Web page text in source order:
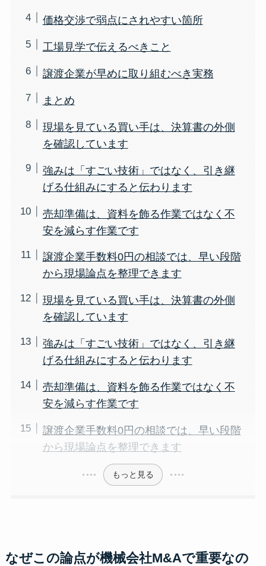
価格交渉で弱点にされやすい箇所
工場見学で伝えるべきこと
譲渡企業が早めに取り組むべき実務
まとめ
現場を見ている買い手は、決算書の外側
を確認しています
強みは「すごい技術」ではなく、引き継
げる仕組みにすると伝わります
売却準備は、資料を飾る作業ではなく不
安を減らす作業です
譲渡企業手数料0円の相談では、早い段階
から現場論点を整理できます
現場を見ている買い手は、決算書の外側
を確認しています
強みは「すごい技術」ではなく、引き継
げる仕組みにすると伝わります
売却準備は、資料を飾る作業ではなく不
安を減らす作業です
譲渡企業手数料0円の相談では、早い段階
から現場論点を整理できます
もっと見る
なぜこの論点が機械会社M&Aで重要なの